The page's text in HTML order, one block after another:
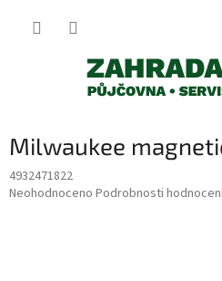
Milwaukee
4932471822
Průměrné
Neohodnoceno Podrobnosti